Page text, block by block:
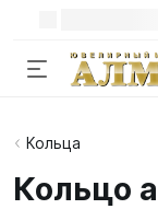
Кольца
Кольцо